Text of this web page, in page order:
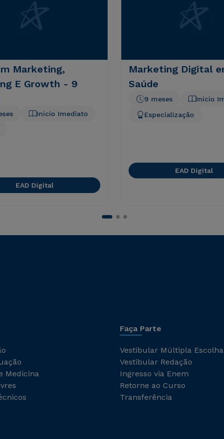
Marketing,
E Growth - 9
Início Imediato
EAD Digital
Marketing Digital
Saúde
Início
9 meses
Especialização
EAD Digital
Medicina
Faça Parte
Vestibular Múltipla Escolha
Vestibular Redação
Ingresso via Enem
Retorne ao Curso
Transferência